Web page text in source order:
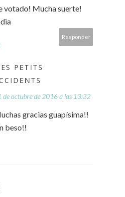
votado! Mucha suerte!
Responder
PETITS
de octubre de 2016 a las 13:32
gracias guapísima!!
beso!!